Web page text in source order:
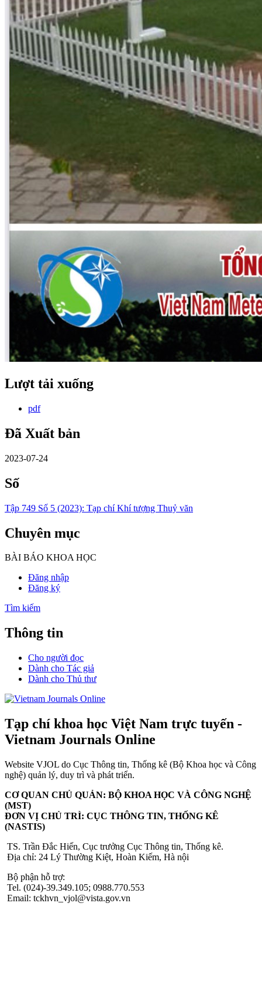
Lượt tải xuống
pdf
Đã Xuất bản
2023-07-24
Số
Tập 749 Số 5 (2023): Tạp chí Khí tượng Thuỷ văn
Chuyên mục
BÀI BÁO KHOA HỌC
Đăng nhập
Đăng ký
Tìm kiếm
Thông tin
Cho người đọc
Dành cho Tác giả
Dành cho Thủ thư
Tạp chí khoa học Việt Nam trực tuyến -
Vietnam Journals Online
Website VJOL do Cục Thông tin, Thống kê (Bộ Khoa học và Công
nghệ) quản lý, duy trì và phát triển.
CƠ QUAN CHỦ QUẢN: BỘ KHOA HỌC VÀ CÔNG NGHỆ
(MST)
ĐƠN VỊ CHỦ TRÌ: CỤC THÔNG TIN, THỐNG KÊ
(NASTIS)
TS. Trần Đắc Hiến, Cục trưởng Cục Thông tin, Thống kê.
Địa chỉ: 24 Lý Thường Kiệt, Hoàn Kiếm, Hà nội
Bộ phận hỗ trợ:
Tel. (024)-39.349.105; 0988.770.553
Email: tckhvn_vjol@vista.gov.vn